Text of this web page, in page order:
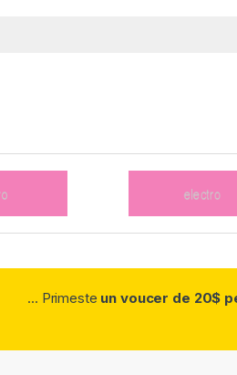
... Primeste un voucer de 20$